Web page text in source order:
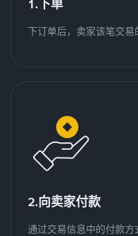
1.下单
下订单后，卖家该笔交易
2.向卖家付款
通过交易信息中的付款